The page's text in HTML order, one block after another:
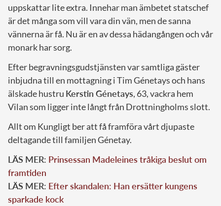
uppskattar lite extra. Innehar man ämbetet statschef
är det många som vill vara din vän, men de sanna
vännerna är få. Nu är en av dessa hädangången och vår
monark har sorg.
Efter begravningsgudstjänsten var samtliga gäster
inbjudna till en mottagning i Tim Génetays och hans
älskade hustru Kerstin Génetays, 63, vackra hem
Vilan som ligger inte långt från Drottningholms slott.
Allt om Kungligt ber att få framföra vårt djupaste
deltagande till familjen Génetay.
LÄS MER: Prinsessan Madeleines tråkiga beslut om
framtiden
LÄS MER: Efter skandalen: Han ersätter kungens
sparkade kock